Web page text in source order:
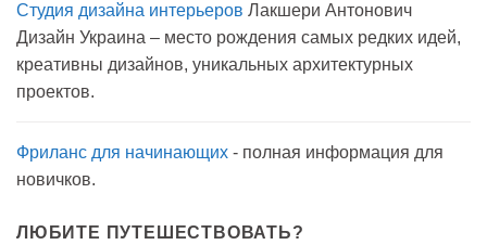
Вода
мылом
прогулку
антисептик.
Студия дизайна интерьеров Лакшери Антонович
Дизайн Украина – место рождения самых редких идей,
креативны дизайнов, уникальных архитектурных
проектов.
Фриланс для начинающих - полная информация для
новичков.
ЛЮБИТЕ ПУТЕШЕСТВОВАТЬ?